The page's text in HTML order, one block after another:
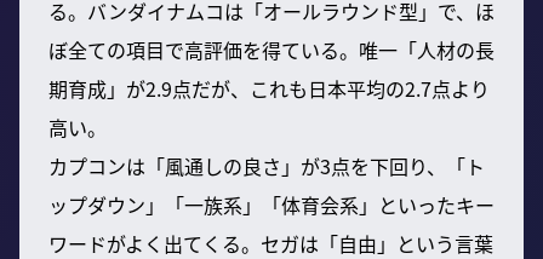
る。バンダイナムコは「オールラウンド型」で、ほ
ぼ全ての項目で高評価を得ている。唯一「人材の長
期育成」が2.9点だが、これも日本平均の2.7点より
高い。
カプコンは「風通しの良さ」が3点を下回り、「ト
ップダウン」「一族系」「体育会系」といったキー
ワードがよく出てくる。セガは「自由」という言葉